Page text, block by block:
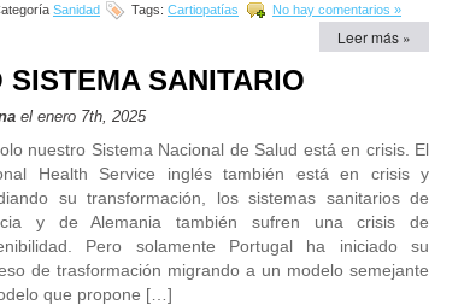
Sanidad Tags: Cartiopatías No hay comentarios »
Leer más »
SANITARIO
el enero 7th, 2025
nuestro Sistema Nacional de Salud está en crisis. El
Health Service inglés también está en crisis y
su transformación, los sistemas sanitarios de
y de Alemania también sufren una crisis de
Pero solamente Portugal ha iniciado su
de trasformación migrando a un modelo semejante
que propone […]